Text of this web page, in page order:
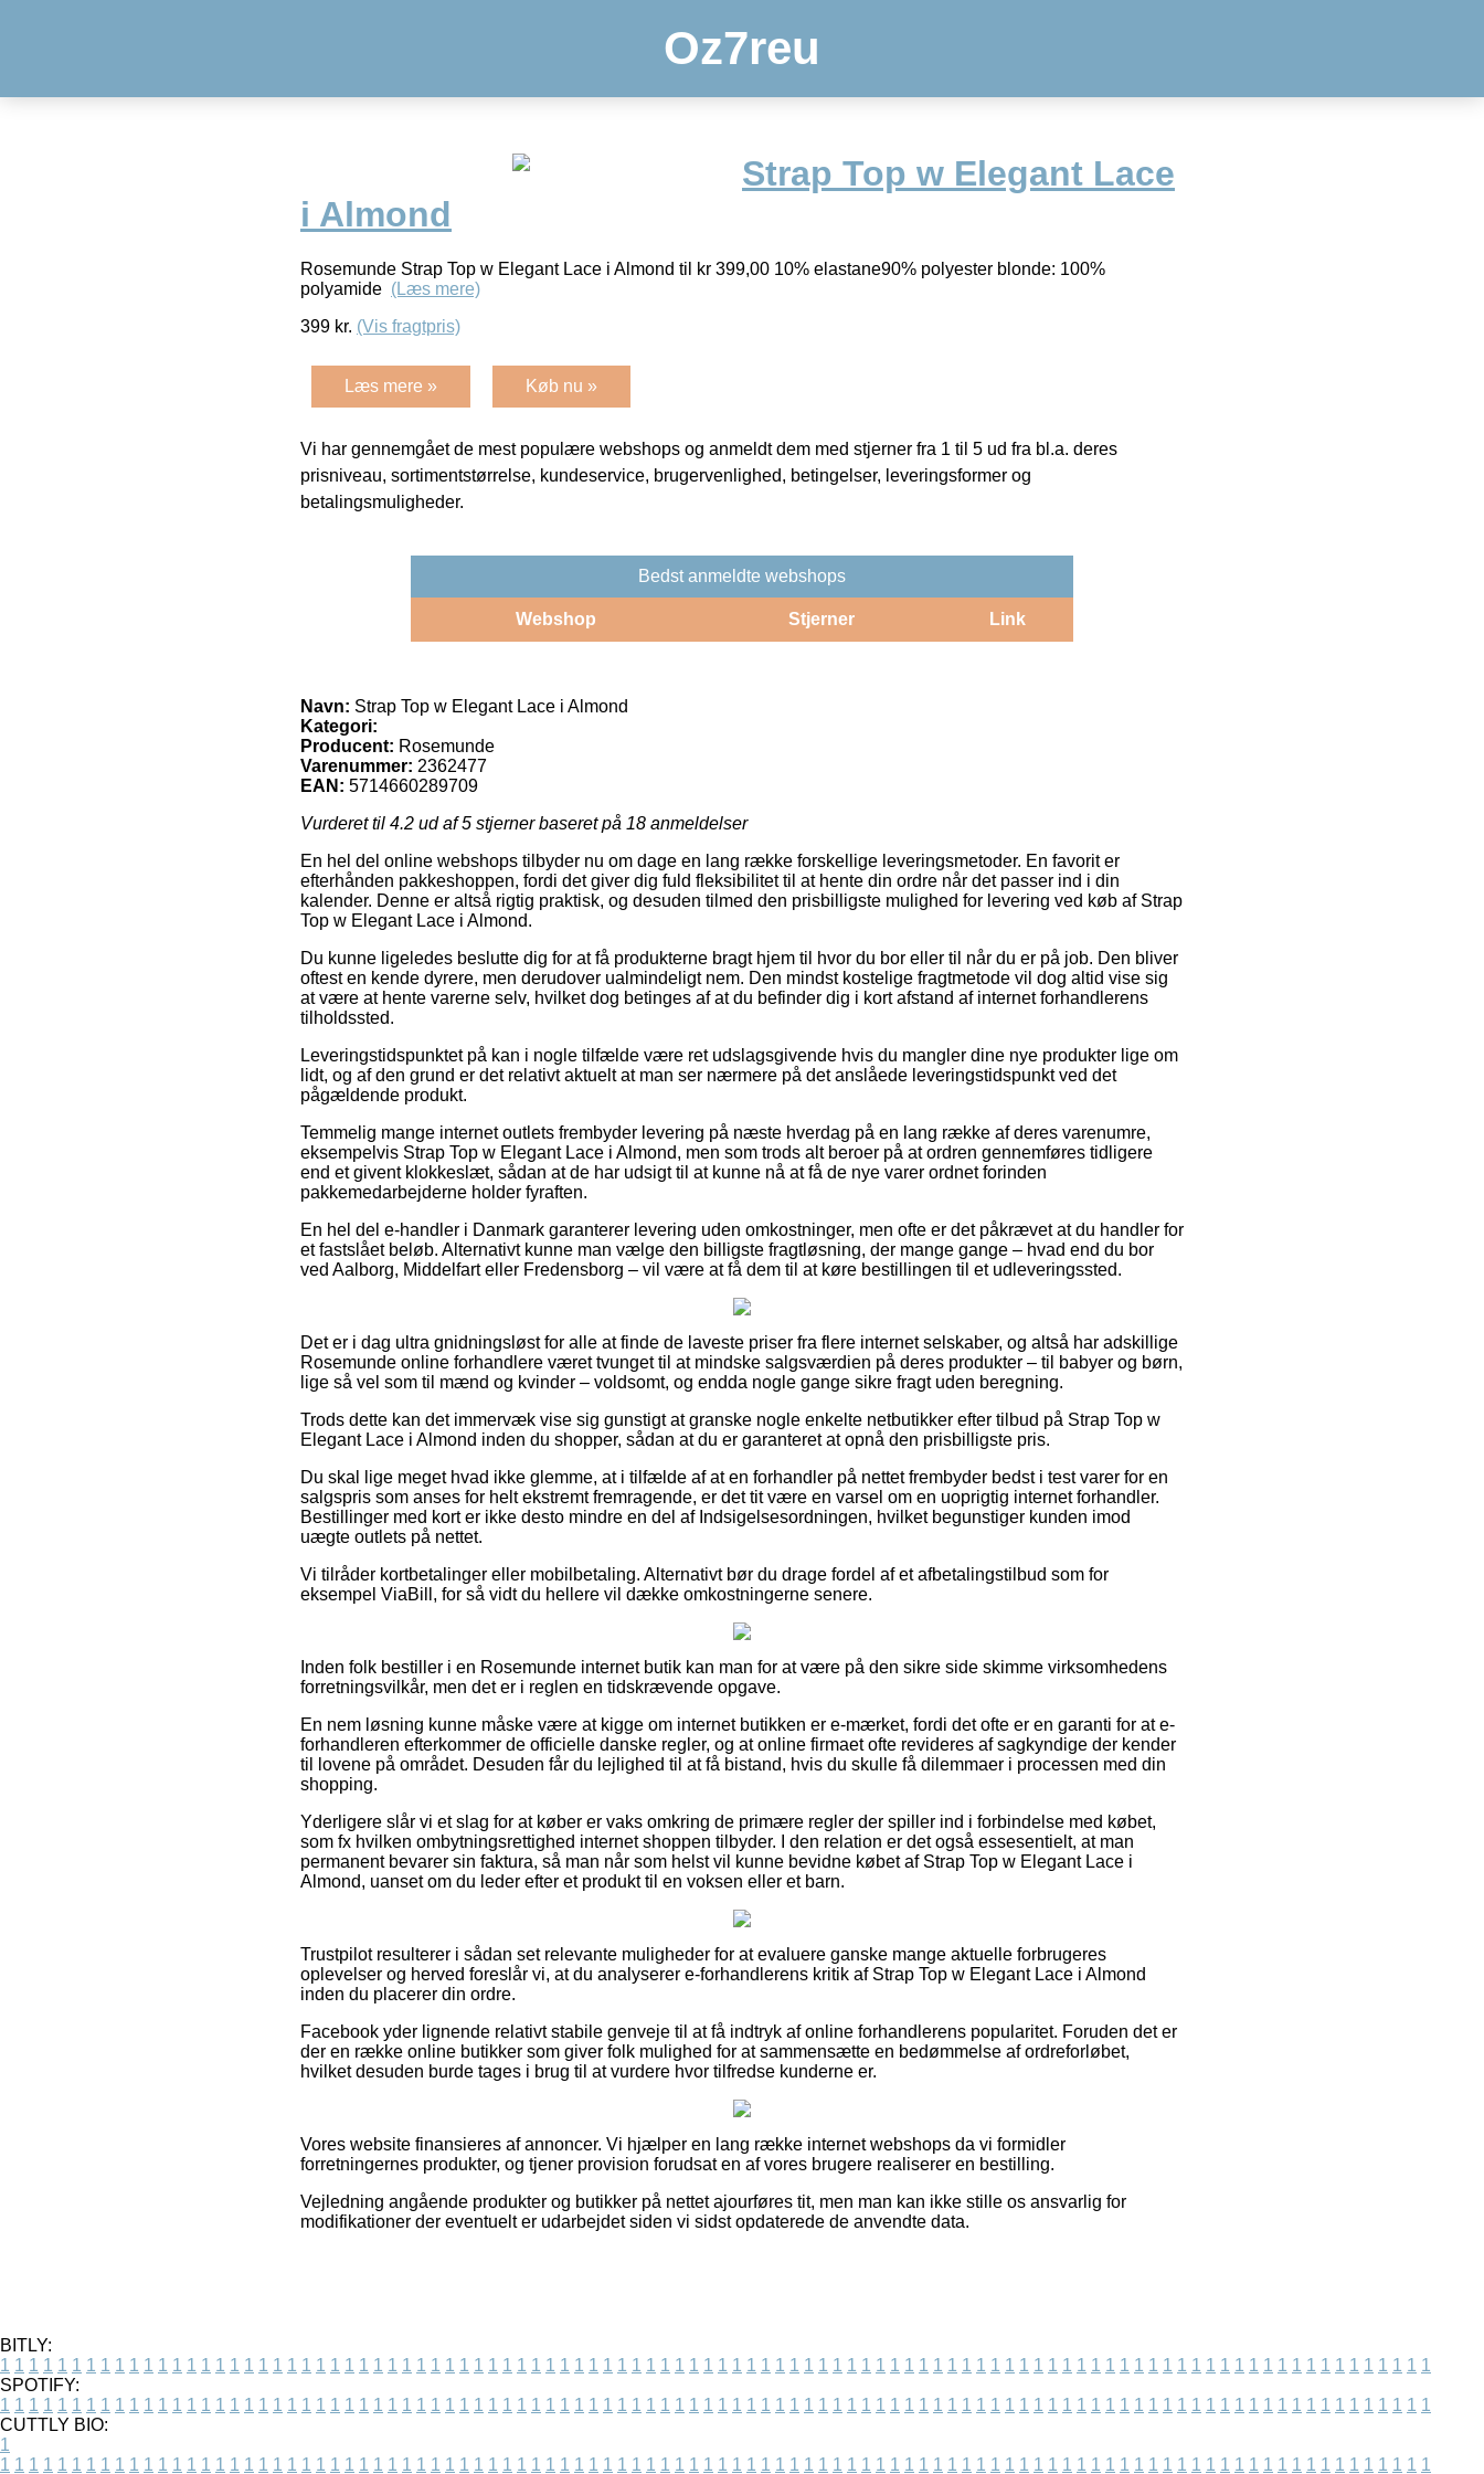
Oz7reu
Strap Top w Elegant Lace
i Almond
Rosemunde Strap Top w Elegant Lace i Almond til kr 399,00 10% elastane90% polyester blonde: 100%
polyamide (Læs mere)
399 kr. (Vis fragtpris)
Læs mere » Køb nu »
Vi har gennemgået de mest populære webshops og anmeldt dem med stjerner fra 1 til 5 ud fra bl.a. deres
prisniveau, sortimentstørrelse, kundeservice, brugervenlighed, betingelser, leveringsformer og
betalingsmuligheder.
Bedst anmeldte webshops
Webshop Stjerner Link
Navn: Strap Top w Elegant Lace i Almond
Kategori:
Producent: Rosemunde
Varenummer: 2362477
EAN: 5714660289709
Vurderet til 4.2 ud af 5 stjerner baseret på 18 anmeldelser
En hel del online webshops tilbyder nu om dage en lang række forskellige leveringsmetoder. En favorit er
efterhånden pakkeshoppen, fordi det giver dig fuld fleksibilitet til at hente din ordre når det passer ind i din
kalender. Denne er altså rigtig praktisk, og desuden tilmed den prisbilligste mulighed for levering ved køb af Strap
Top w Elegant Lace i Almond.
Du kunne ligeledes beslutte dig for at få produkterne bragt hjem til hvor du bor eller til når du er på job. Den bliver
oftest en kende dyrere, men derudover ualmindeligt nem. Den mindst kostelige fragtmetode vil dog altid vise sig
at være at hente varerne selv, hvilket dog betinges af at du befinder dig i kort afstand af internet forhandlerens
tilholdssted.
Leveringstidspunktet på kan i nogle tilfælde være ret udslagsgivende hvis du mangler dine nye produkter lige om
lidt, og af den grund er det relativt aktuelt at man ser nærmere på det anslåede leveringstidspunkt ved det
pågældende produkt.
Temmelig mange internet outlets frembyder levering på næste hverdag på en lang række af deres varenumre,
eksempelvis Strap Top w Elegant Lace i Almond, men som trods alt beroer på at ordren gennemføres tidligere
end et givent klokkeslæt, sådan at de har udsigt til at kunne nå at få de nye varer ordnet forinden
pakkemedarbejderne holder fyraften.
En hel del e-handler i Danmark garanterer levering uden omkostninger, men ofte er det påkrævet at du handler for
et fastslået beløb. Alternativt kunne man vælge den billigste fragtløsning, der mange gange – hvad end du bor
ved Aalborg, Middelfart eller Fredensborg – vil være at få dem til at køre bestillingen til et udleveringssted.
Det er i dag ultra gnidningsløst for alle at finde de laveste priser fra flere internet selskaber, og altså har adskillige
Rosemunde online forhandlere været tvunget til at mindske salgsværdien på deres produkter – til babyer og børn,
lige så vel som til mænd og kvinder – voldsomt, og endda nogle gange sikre fragt uden beregning.
Trods dette kan det immervæk vise sig gunstigt at granske nogle enkelte netbutikker efter tilbud på Strap Top w
Elegant Lace i Almond inden du shopper, sådan at du er garanteret at opnå den prisbilligste pris.
Du skal lige meget hvad ikke glemme, at i tilfælde af at en forhandler på nettet frembyder bedst i test varer for en
salgspris som anses for helt ekstremt fremragende, er det tit være en varsel om en uoprigtig internet forhandler.
Bestillinger med kort er ikke desto mindre en del af Indsigelsesordningen, hvilket begunstiger kunden imod
uægte outlets på nettet.
Vi tilråder kortbetalinger eller mobilbetaling. Alternativt bør du drage fordel af et afbetalingstilbud som for
eksempel ViaBill, for så vidt du hellere vil dække omkostningerne senere.
Inden folk bestiller i en Rosemunde internet butik kan man for at være på den sikre side skimme virksomhedens
forretningsvilkår, men det er i reglen en tidskrævende opgave.
En nem løsning kunne måske være at kigge om internet butikken er e-mærket, fordi det ofte er en garanti for at e-
forhandleren efterkommer de officielle danske regler, og at online firmaet ofte revideres af sagkyndige der kender
til lovene på området. Desuden får du lejlighed til at få bistand, hvis du skulle få dilemmaer i processen med din
shopping.
Yderligere slår vi et slag for at køber er vaks omkring de primære regler der spiller ind i forbindelse med købet,
som fx hvilken ombytningsrettighed internet shoppen tilbyder. I den relation er det også essesentielt, at man
permanent bevarer sin faktura, så man når som helst vil kunne bevidne købet af Strap Top w Elegant Lace i
Almond, uanset om du leder efter et produkt til en voksen eller et barn.
Trustpilot resulterer i sådan set relevante muligheder for at evaluere ganske mange aktuelle forbrugeres
oplevelser og herved foreslår vi, at du analyserer e-forhandlerens kritik af Strap Top w Elegant Lace i Almond
inden du placerer din ordre.
Facebook yder lignende relativt stabile genveje til at få indtryk af online forhandlerens popularitet. Foruden det er
der en række online butikker som giver folk mulighed for at sammensætte en bedømmelse af ordreforløbet,
hvilket desuden burde tages i brug til at vurdere hvor tilfredse kunderne er.
Vores website finansieres af annoncer. Vi hjælper en lang række internet webshops da vi formidler
forretningernes produkter, og tjener provision forudsat en af vores brugere realiserer en bestilling.
Vejledning angående produkter og butikker på nettet ajourføres tit, men man kan ikke stille os ansvarlig for
modifikationer der eventuelt er udarbejdet siden vi sidst opdaterede de anvendte data.
BITLY:
1 1 1 1 1 1 1 1 1 1 1 1 1 1 1 1 1 1 1 1 1 1 1 1 1 1 1 1 1 1 1 1 1 1 1 1 1 1 1 1 1 1 1 1 1 1 1 1 1 1 1 1 1 1 1 1 1 1 1 1 1 1 1 1 1 1 1 1 1 1 1 1 1 1 1 1 1 1 1 1 1 1 1 1 1 1 1 1 1 1 1 1 1 1 1 1 1 1 1 1
SPOTIFY:
1 1 1 1 1 1 1 1 1 1 1 1 1 1 1 1 1 1 1 1 1 1 1 1 1 1 1 1 1 1 1 1 1 1 1 1 1 1 1 1 1 1 1 1 1 1 1 1 1 1 1 1 1 1 1 1 1 1 1 1 1 1 1 1 1 1 1 1 1 1 1 1 1 1 1 1 1 1 1 1 1 1 1 1 1 1 1 1 1 1 1 1 1 1 1 1 1 1 1 1
CUTTLY BIO:
1
1 1 1 1 1 1 1 1 1 1 1 1 1 1 1 1 1 1 1 1 1 1 1 1 1 1 1 1 1 1 1 1 1 1 1 1 1 1 1 1 1 1 1 1 1 1 1 1 1 1 1 1 1 1 1 1 1 1 1 1 1 1 1 1 1 1 1 1 1 1 1 1 1 1 1 1 1 1 1 1 1 1 1 1 1 1 1 1 1 1 1 1 1 1 1 1 1 1 1 1